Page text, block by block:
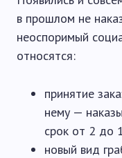
в прошлом не
неоспоримый
относятся:
принятие
нему —
срок от 2 до
новый вид